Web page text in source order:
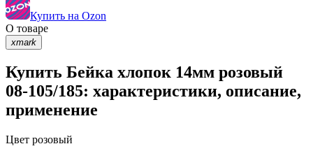
Купить на Ozon
О товаре
xmark
Купить Бейка хлопок 14мм розовый
08-105/185: характеристики, описание,
применение
Цвет розовый